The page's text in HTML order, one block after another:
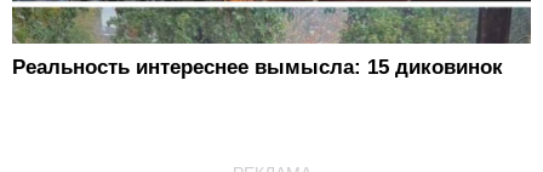
Реальность интереснее вымысла: 15 диковинок